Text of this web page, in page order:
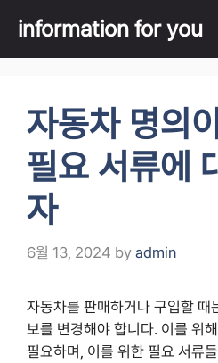
content
information for you
자동차 명의
필요 서류에
자
6월 13, 2024 by admin
자동차를 판매하거나 구입할 때
보를 변경해야 합니다. 이를 위
필요하며, 이를 위한 필요 서류